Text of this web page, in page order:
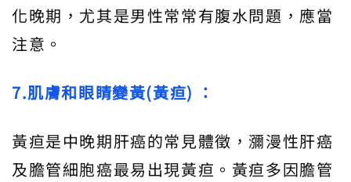
化晚期，尤其是男性常常有腹水問題，應當
注意。
7.肌膚和眼睛變黃(黃疸) ：
黃疸是中晚期肝癌的常見體徵，瀰漫性肝癌
及膽管細胞癌最易出現黃疸。黃疸多因膽管